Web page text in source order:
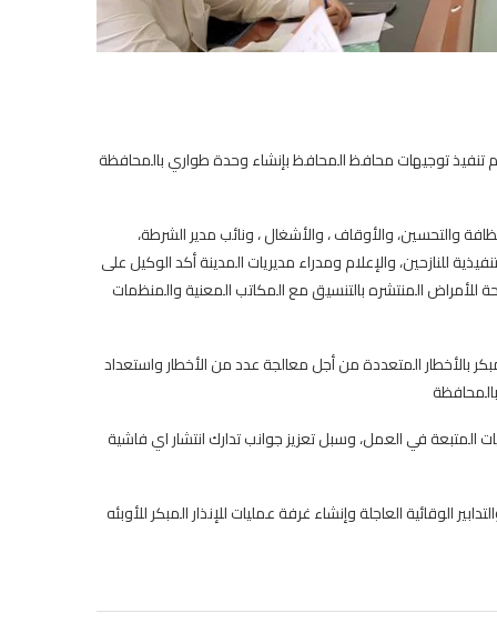
تنفيذ توجيهات محافظ المحافظ بإنشاء وحدة طواري بالمحافظة
والتحسين، والأوقاف ، والأشغال ، ونائب مدير الشرطة،
للنازحين، والإعلام ومدراء مديريات المدينة أكد الوكيل على
المنتشره بالتنسيق مع المكاتب المعنية والمنظمات
بالأخطار المتعددة من أجل معالجة عدد من الأخطار واستعداد
المتبعة في العمل، وسبل تعزيز جوانب تدارك انتشار اي فاشية
الوقائية العاجلة وإنشاء غرفة عمليات للإنذار المبكر للأوبئه